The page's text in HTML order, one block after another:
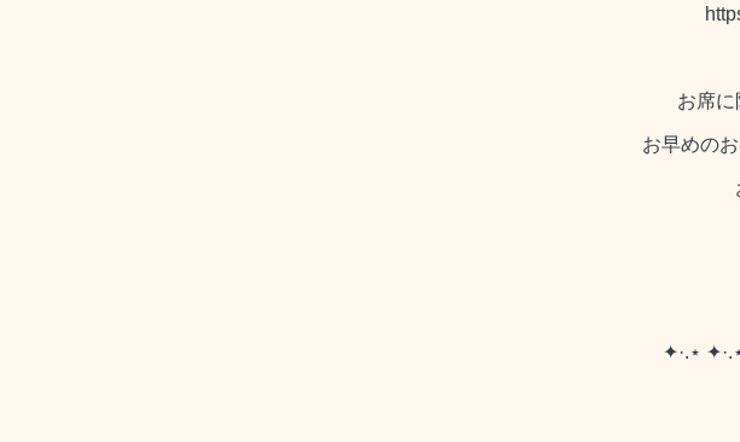
お席に
お早めの
✦·.⋆